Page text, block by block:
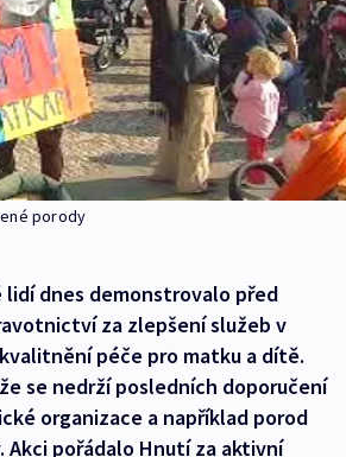
porody
lidí dnes demonstrovalo před
za zlepšení služeb v
péče pro matku a dítě.
se nedrží posledních doporučení
organizace a například porod
Akci pořádalo Hnutí za aktivní